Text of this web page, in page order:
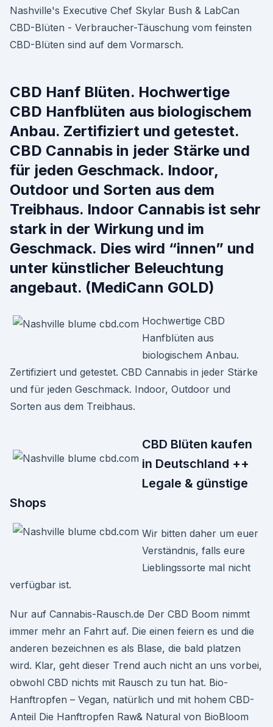
Nashville's Executive Chef Skylar Bush & LabCan
CBD-Blüten - Verbraucher-Täuschung vom feinsten
CBD-Blüten sind auf dem Vormarsch.
CBD Hanf Blüten. Hochwertige
CBD Hanfblüten aus biologischem
Anbau. Zertifiziert und getestet.
CBD Cannabis in jeder Stärke und
für jeden Geschmack. Indoor,
Outdoor und Sorten aus dem
Treibhaus. Indoor Cannabis ist sehr
stark in der Wirkung und im
Geschmack. Dies wird “innen” und
unter künstlicher Beleuchtung
angebaut. (MediCann GOLD)
Hochwertige CBD
Hanfblüten aus
biologischem Anbau.
Zertifiziert und getestet. CBD Cannabis in jeder Stärke
und für jeden Geschmack. Indoor, Outdoor und
Sorten aus dem Treibhaus.
CBD Blüten kaufen
in Deutschland ++
Legale & günstige
Shops
Wir bitten daher um euer
Verständnis, falls eure
Lieblingssorte mal nicht
verfügbar ist.
Nur auf Cannabis-Rausch.de Der CBD Boom nimmt
immer mehr an Fahrt auf. Die einen feiern es und die
anderen bezeichnen es als Blase, die bald platzen
wird. Klar, geht dieser Trend auch nicht an uns vorbei,
obwohl CBD nichts mit Rausch zu tun hat. Bio-
Hanftropfen – Vegan, natürlich und mit hohem CBD-
Anteil Die Hanftropfen Raw& Natural von BioBloom